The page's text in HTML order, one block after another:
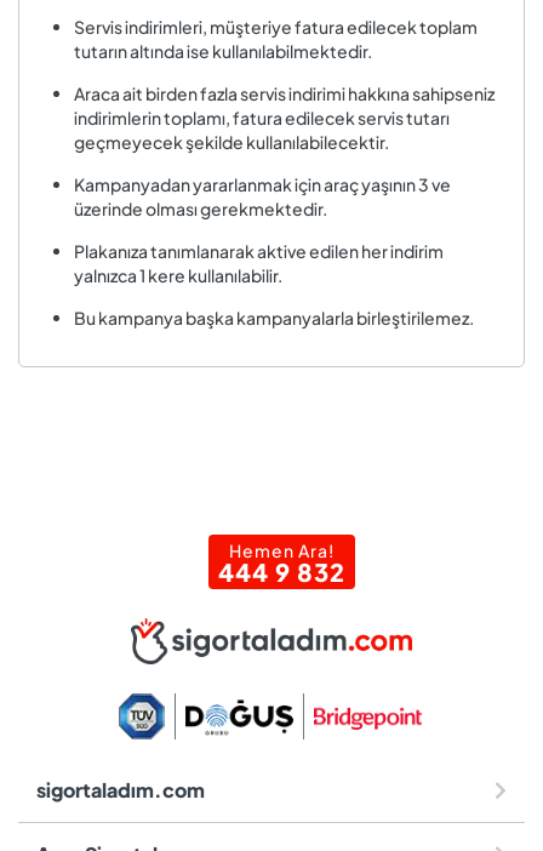
Servis indirimleri, müşteriye fatura edilecek toplam
tutarın altında ise kullanılabilmektedir.
Araca ait birden fazla servis indirimi hakkına sahipseniz
indirimlerin toplamı, fatura edilecek servis tutarı
geçmeyecek şekilde kullanılabilecektir.
Kampanyadan yararlanmak için araç yaşının 3 ve
üzerinde olması gerekmektedir.
Plakanıza tanımlanarak aktive edilen her indirim
yalnızca 1 kere kullanılabilir.
Bu kampanya başka kampanyalarla birleştirilemez.
Hemen Ara!
444 9 832
sigortaladım.com